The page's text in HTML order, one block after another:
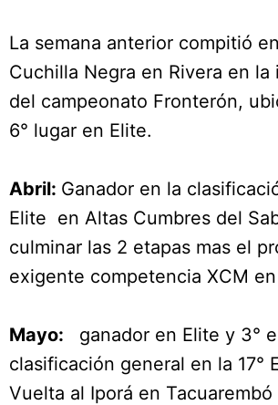
La semana anterior compitió
Cuchilla Negra en Rivera en la
del campeonato Fronterón,
6° lugar en Elite.
Abril: Ganador en la
Elite en Altas Cumbres del
culminar las 2 etapas mas el
exigente competencia XCM
Mayo:
ganador en Elite y 3°
clasificación general en la 17°
Vuelta al Iporá en Tacuarembó